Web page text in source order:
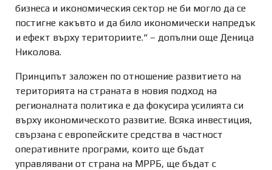
бизнеса и икономическия сектор не би могло да се
постигне какъвто и да било икономически напредък
и ефект върху териториите.“ – допълни още Деница
Николова.
Принципът заложен по отношение развитието на
територията на страната в новия подход на
регионалната политика е да фокусира усилията си
върху икономическото развитие. Всяка инвестиция,
свързана с европейските средства в частност
оперативните програми, които ще бъдат
управлявани от страна на МРРБ, ще бъдат с